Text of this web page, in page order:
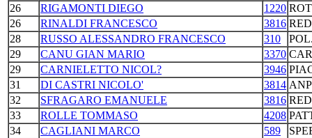
26
RIGAMONTI DIEGO 1220
26
RINALDI FRANCESCO 3816
28
RUSSO ALESSANDRO FRANCESCO 310
29
CANU GIAN MARIO 3370
29
CARNIELETTO NICOL? 3946
31
DI CASTRI NICOLO' 3814
32
SFRAGARO EMANUELE 3816
33
ROLLE TOMMASO 4208
34
CAGLIANI MARCO 589